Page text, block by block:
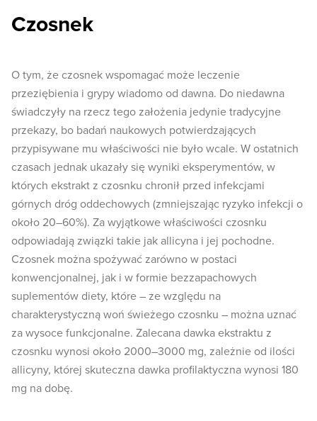
Czosnek
O tym, że czosnek wspomagać może leczenie
przeziębienia i grypy wiadomo od dawna. Do niedawna
świadczyły na rzecz tego założenia jedynie tradycyjne
przekazy, bo badań naukowych potwierdzających
przypisywane mu właściwości nie było wcale. W ostatnich
czasach jednak ukazały się wyniki eksperymentów, w
których ekstrakt z czosnku chronił przed infekcjami
górnych dróg oddechowych (zmniejszając ryzyko infekcji o
około 20–60%). Za wyjątkowe właściwości czosnku
odpowiadają związki takie jak allicyna i jej pochodne.
Czosnek można spożywać zarówno w postaci
konwencjonalnej, jak i w formie bezzapachowych
suplementów diety, które – ze względu na
charakterystyczną woń świeżego czosnku – można uznać
za wysoce funkcjonalne. Zalecana dawka ekstraktu z
czosnku wynosi około 2000–3000 mg, zależnie od ilości
allicyny, której skuteczna dawka profilaktyczna wynosi 180
mg na dobę.